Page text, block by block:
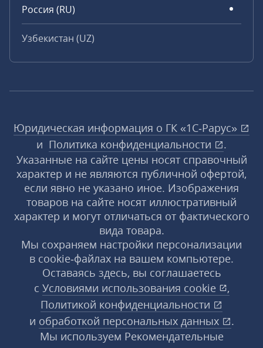
Россия (RU)
Узбекистан (UZ)
Юридическая информация о ГК «1С‑Рарус»
и Политика конфиденциальности
.
Указанные на сайте цены носят справочный
характер и не являются публичной офертой,
если явно не указано иное. Изображения
товаров на сайте носят иллюстративный
характер и могут отличаться от фактического
вида товара.
Мы сохраняем настройки персонализации
в cookie‑файлах на вашем компьютере.
Оставаясь здесь, вы соглашаетесь
с Условиями использования cookie
,
Политикой конфиденциальности
и обработкой персональных данных
.
Мы используем Рекомендательные